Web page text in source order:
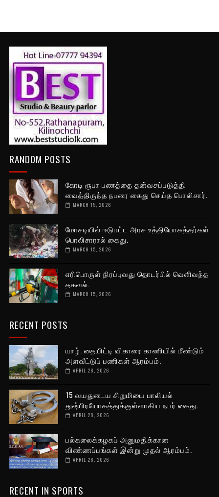
RANDOM POSTS
கோடி ரூபா பணத்தை தன்வசப்படுத்தி
வைத்திருந்த நபரை கைது செய்த பொலிசார்.
MARCH 15, 2026
மோசடியில் ஈடுபட்ட அரச உத்தியோகத்தர்கள்
பொலிசாரால் கைது.
MARCH 15, 2026
எரிபொருள் நிரப்புவது தொடர்பில் வெளிவந்த
தகவல்.
MARCH 15, 2026
RECENT POSTS
யாழ். தையிட்டி விகாரை காணியில் மீண்டும்
அளவீட்டுப் பணிகள் ஆரம்பம்.
APRIL 28, 2026
15 வயதுடைய சிறுமியை பாலியல்
துஷ்பிரயோகத்துக்குள்ளாகிய நபர் கைது.
APRIL 28, 2026
பல்கலைக்கழகப் அனுமதிக்கான
விண்ணப்பங்கள் இன்று முதல் ஆரம்பம்.
APRIL 28, 2026
RECENT IN SPORTS